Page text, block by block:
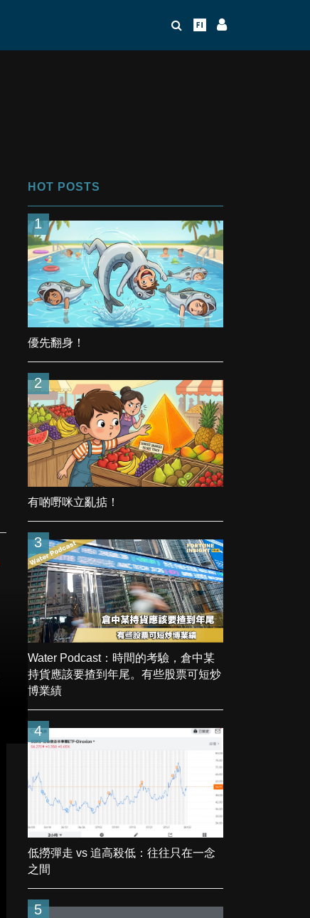
HOT POSTS
1
優先翻身！
2
有啲嘢咪立亂掂！
3
Water Podcast：時間的考驗，倉中某
持貨應該要揸到年尾。有些股票可短炒
博業績
4
低撈彈走 vs 追高殺低：往往只在一念
之間
5